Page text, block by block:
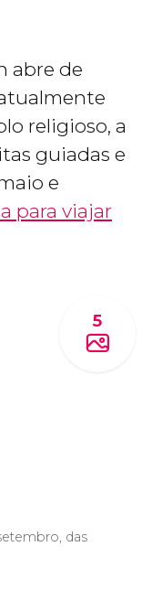
abre de
religioso, a
guiadas e
e
para viajar
5
das